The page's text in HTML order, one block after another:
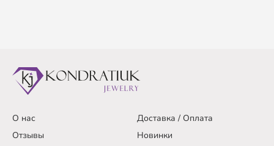
О нас
Доставка / Оплата
Отзывы
Новинки